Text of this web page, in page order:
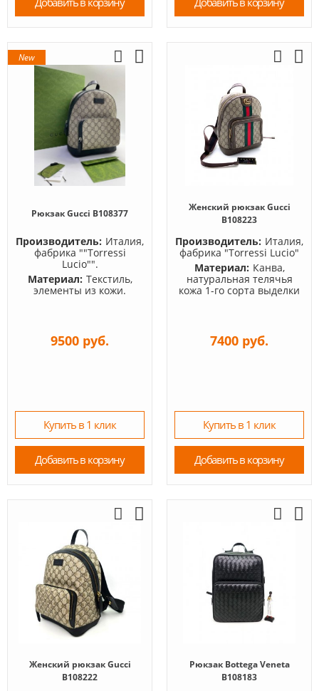
New
Рюкзак Gucci B108377
Производитель: Италия,
фабрика ""Torressi
Lucio"".
Материал: Текстиль,
элементы из кожи.
9500 руб.
Купить в 1 клик
Добавить в корзину
Женский рюкзак Gucci
B108223
Производитель: Италия,
фабрика "Torressi Lucio"
Материал: Канва,
натуральная телячья
кожа 1-го сорта выделки
7400 руб.
Купить в 1 клик
Добавить в корзину
Женский рюкзак Gucci
B108222
Рюкзак Bottega Veneta
B108183